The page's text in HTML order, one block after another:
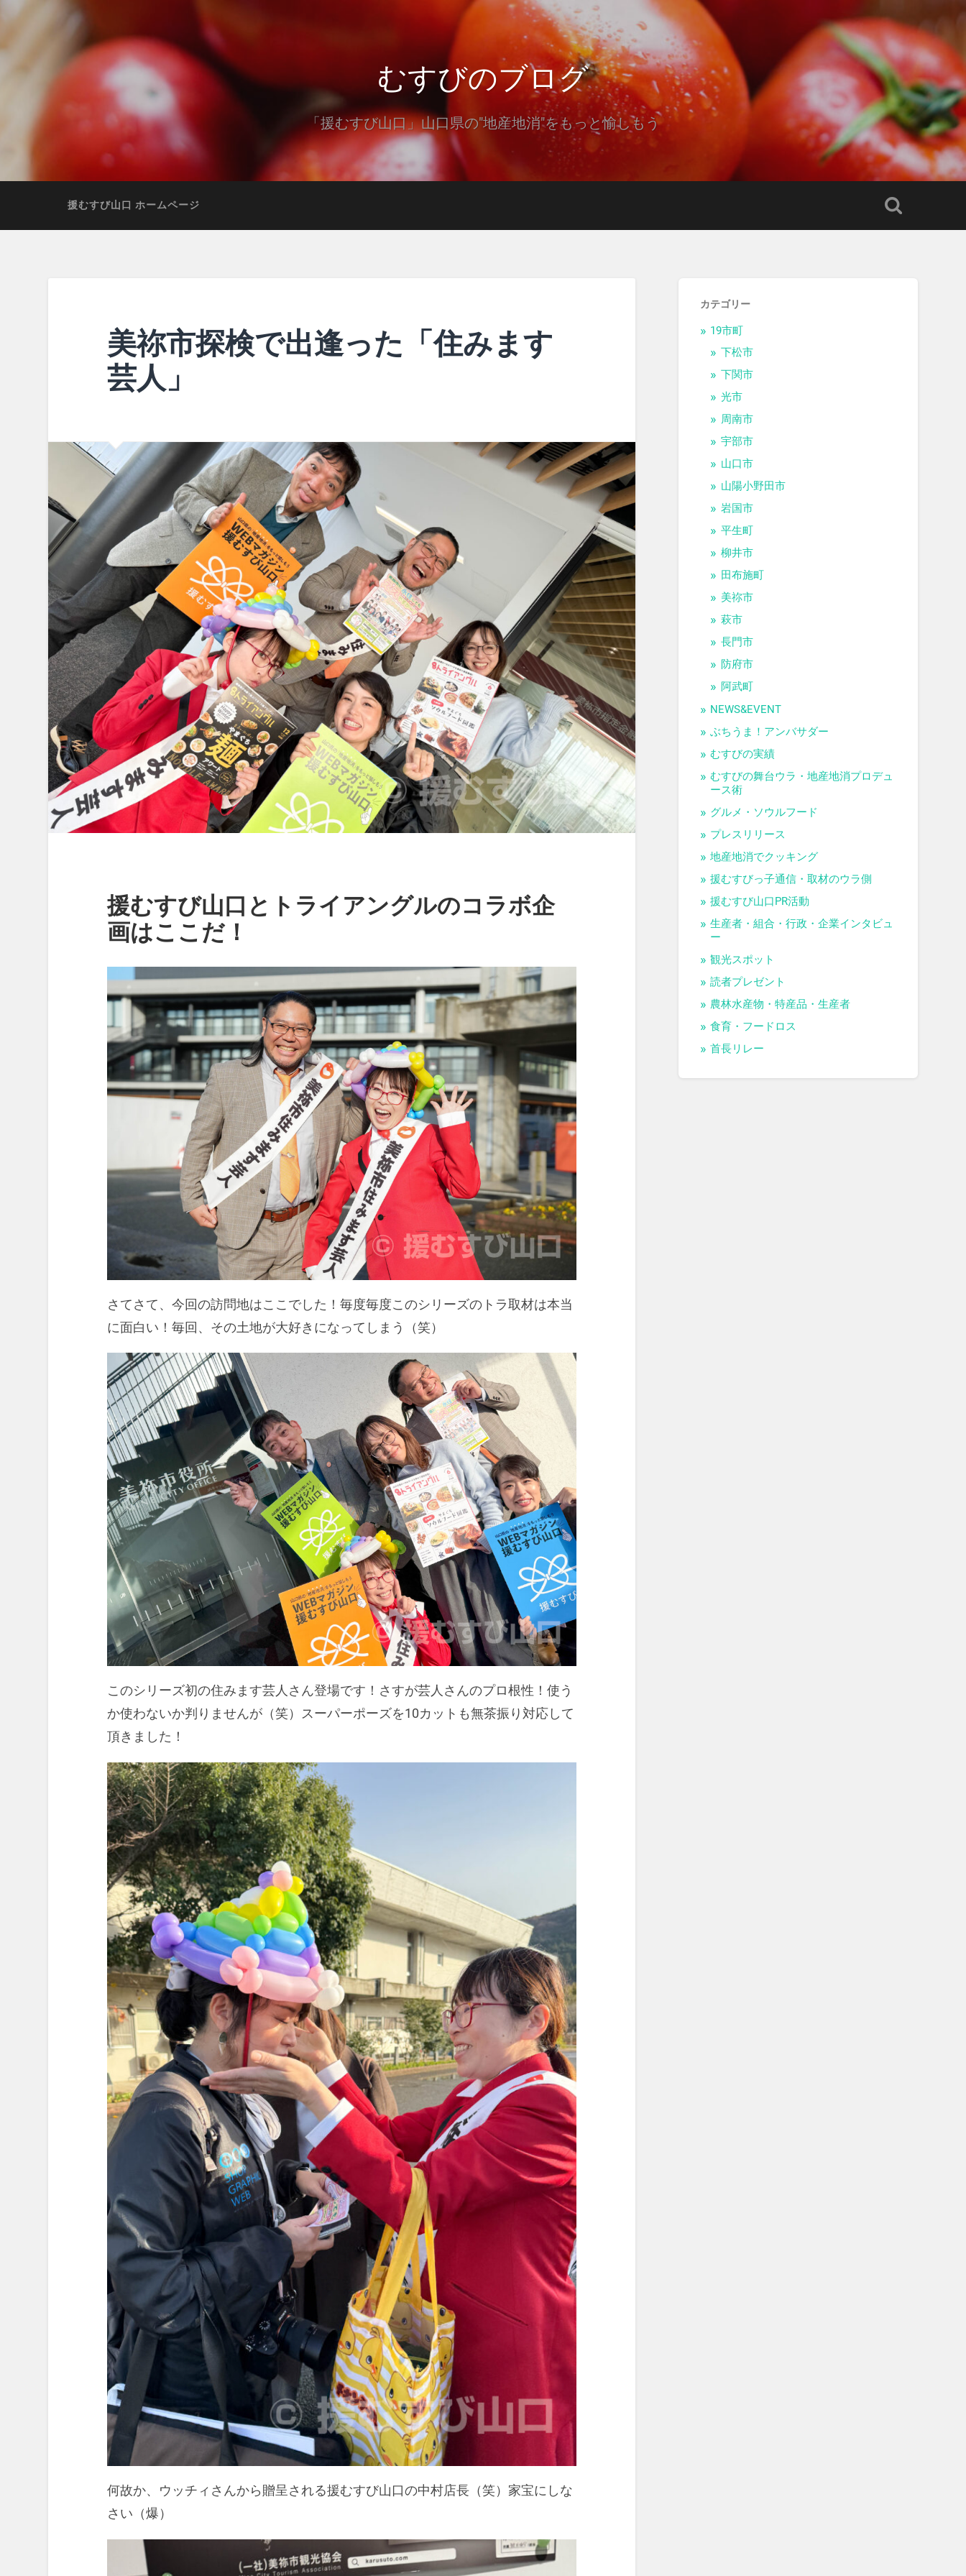
むすびのブログ
「援むすび山口」山口県の"地産地消"をもっと愉しもう
援むすび山口 ホームページ
美祢市探検で出逢った「住みます
芸人」
援むすび山口とトライアングルのコラボ企
画はここだ！
さてさて、今回の訪問地はここでした！毎度毎度このシリーズのトラ取材は本当
に面白い！毎回、その土地が大好きになってしまう（笑）
このシリーズ初の住みます芸人さん登場です！さすが芸人さんのプロ根性！使う
か使わないか判りませんが（笑）スーパーポーズを10カットも無茶振り対応して
頂きました！
何故か、ウッチィさんから贈呈される援むすび山口の中村店長（笑）家宝にしな
さい（爆）
カテゴリー
19市町
下松市
下関市
光市
周南市
宇部市
山口市
山陽小野田市
岩国市
平生町
柳井市
田布施町
美祢市
萩市
長門市
防府市
阿武町
NEWS&EVENT
ぶちうま！アンバサダー
むすびの実績
むすびの舞台ウラ・地産地消プロデュ
ース術
グルメ・ソウルフード
プレスリリース
地産地消でクッキング
援むすびっ子通信・取材のウラ側
援むすび山口PR活動
生産者・組合・行政・企業インタビュ
ー
観光スポット
読者プレゼント
農林水産物・特産品・生産者
食育・フードロス
首長リレー